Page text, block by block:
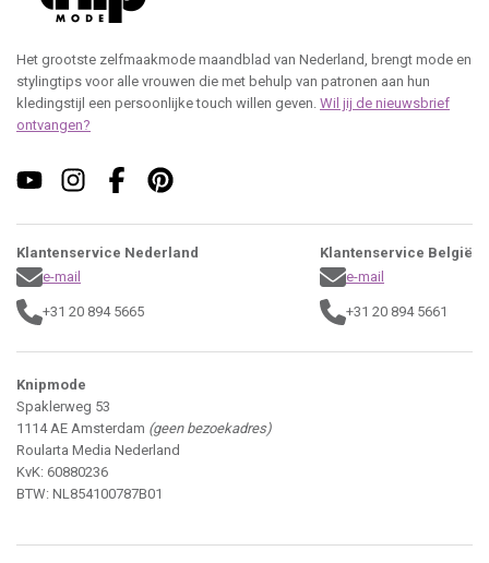
Het grootste zelfmaakmode maandblad van Nederland, brengt mode en
stylingtips voor alle vrouwen die met behulp van patronen aan hun
kledingstijl een persoonlijke touch willen geven. Wil jij de nieuwsbrief
ontvangen?
Klantenservice Nederland
e-mail
+31 20 894 5665
Klantenservice België
e-mail
+31 20 894 5661
Knipmode
Spaklerweg 53
1114 AE Amsterdam (geen bezoekadres)
Roularta Media Nederland
KvK: 60880236
BTW: NL854100787B01